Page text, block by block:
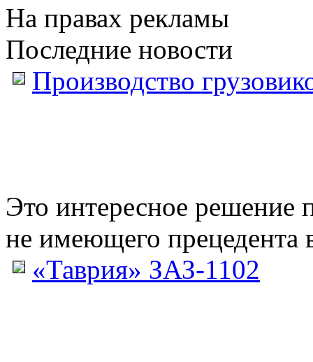
На правах рекламы
Последние новости
Производство
Это интересное решение
не имеющего прецедента
«Таврия» ЗАЗ-1102